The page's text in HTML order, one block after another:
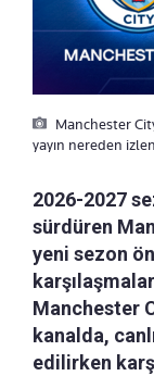
Manchester
yayın nereden
2026-2027
sürdüren
yeni sezon
Manchester
kanalda,
edilirken